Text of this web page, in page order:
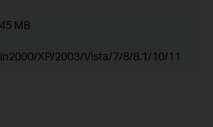
MB
XP/2003/Vista/7/8/8.1/10/11